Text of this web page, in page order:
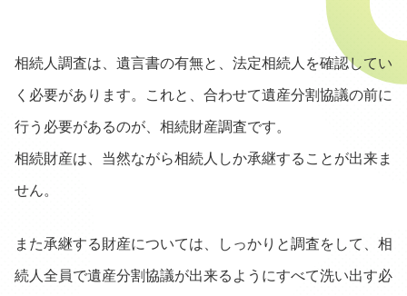
相続人調査は、遺言書の有無と、法定相続人を確認してい
く必要があります。これと、合わせて遺産分割協議の前に
行う必要があるのが、相続財産調査です。
相続財産は、当然ながら相続人しか承継することが出来ま
せん。
また承継する財産については、しっかりと調査をして、相
続人全員で遺産分割協議が出来るようにすべて洗い出す必